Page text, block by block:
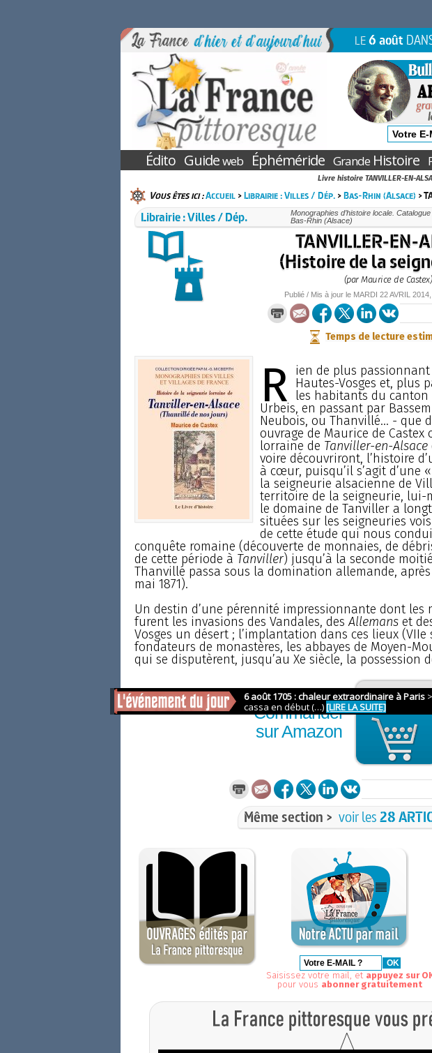
LE6 août
Édito Guideweb Éphéméride GrandeHistoire
Livre histoire TANVILLER-EN-
Vous êtes ici :Accueil>Librairie : Villes / Dép.>Bas-Rhin (Alsace) >
Librairie : Villes / Dép.
Monographies d’histoire locale.
Bas-Rhin (Alsace)
TANVILLER-EN-
(Histoire de la
(par Maurice de Castex)
Publié / Mis à jour le MARDI 22 AVRIL 2014
Temps de lecture
R ien de plus
Hautes-Vosges et, plus
les habitants du canton
Urbeis, en passant par
Neubois, ou Thanvillé... - que
ouvrage de Maurice de Castex
lorraine de Tanviller-en-Alsace
voire découvriront, l’histoire
à cœur, puisqu’il s’agit d’une
la seigneurie alsacienne de
territoire de la seigneurie, lui-
le domaine de Tanviller a
situées sur les seigneuries
de cette étude qui nous
conquête romaine (découverte de monnaies, de
de cette période à Tanviller) jusqu’à la seconde
Thanvillé passa sous la domination allemande,
mai 1871).
Un destin d’une pérennité impressionnante dont les
furent les invasions des Vandales, desAllemanset
Vosges un désert ; l’implantation dans ces lieux (VIIe
fondateurs de monastères, les abbayes de Moyen-
qui se disputèrent, jusqu’au Xe siècle, la possession
Commander
sur Amazon
Même section > voir les28
Saisissez votre mail, et appuyez sur
pour vous abonner gratuitement